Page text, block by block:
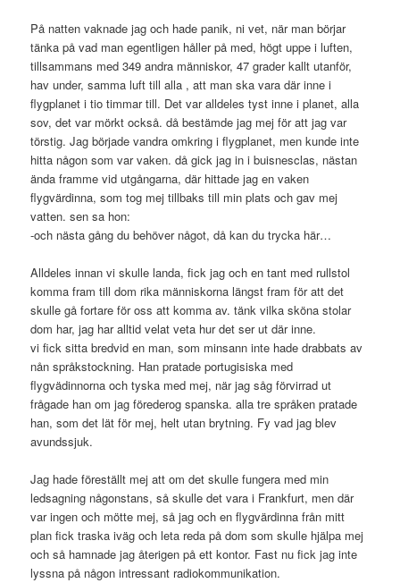
På natten vaknade jag och hade panik, ni vet, när man börjar
tänka på vad man egentligen håller på med, högt uppe i luften,
tillsammans med 349 andra människor, 47 grader kallt utanför,
hav under, samma luft till alla , att man ska vara där inne i
flygplanet i tio timmar till. Det var alldeles tyst inne i planet, alla
sov, det var mörkt också. då bestämde jag mej för att jag var
törstig. Jag började vandra omkring i flygplanet, men kunde inte
hitta någon som var vaken. då gick jag in i buisnesclas, nästan
ända framme vid utgångarna, där hittade jag en vaken
flygvärdinna, som tog mej tillbaks till min plats och gav mej
vatten. sen sa hon:
-och nästa gång du behöver något, då kan du trycka här…
Alldeles innan vi skulle landa, fick jag och en tant med rullstol
komma fram till dom rika människorna längst fram för att det
skulle gå fortare för oss att komma av. tänk vilka sköna stolar
dom har, jag har alltid velat veta hur det ser ut där inne.
vi fick sitta bredvid en man, som minsann inte hade drabbats av
nån språkstockning. Han pratade portugisiska med
flygvädinnorna och tyska med mej, när jag såg förvirrad ut
frågade han om jag förederog spanska. alla tre språken pratade
han, som det lät för mej, helt utan brytning. Fy vad jag blev
avundssjuk.
Jag hade föreställt mej att om det skulle fungera med min
ledsagning någonstans, så skulle det vara i Frankfurt, men där
var ingen och mötte mej, så jag och en flygvärdinna från mitt
plan fick traska iväg och leta reda på dom som skulle hjälpa mej
och så hamnade jag återigen på ett kontor. Fast nu fick jag inte
lyssna på någon intressant radiokommunikation.